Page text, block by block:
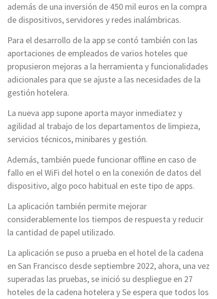
además de una inversión de 450 mil euros en la compra
de dispositivos, servidores y redes inalámbricas.
Para el desarrollo de la app se contó también con las
aportaciones de empleados de varios hoteles que
propusieron mejoras a la herramienta y funcionalidades
adicionales para que se ajuste a las necesidades de la
gestión hotelera.
La nueva app supone aporta mayor inmediatez y
agilidad al trabajo de los departamentos de limpieza,
servicios técnicos, minibares y gestión.
Además, también puede funcionar offline en caso de
fallo en el WiFi del hotel o en la conexión de datos del
dispositivo, algo poco habitual en este tipo de apps.
La aplicación también permite mejorar
considerablemente los tiempos de respuesta y reducir
la cantidad de papel utilizado.
La aplicación se puso a prueba en el hotel de la cadena
en San Francisco desde septiembre 2022, ahora, una vez
superadas las pruebas, se inició su despliegue en 27
hoteles de la cadena hotelera y Se espera que todos los